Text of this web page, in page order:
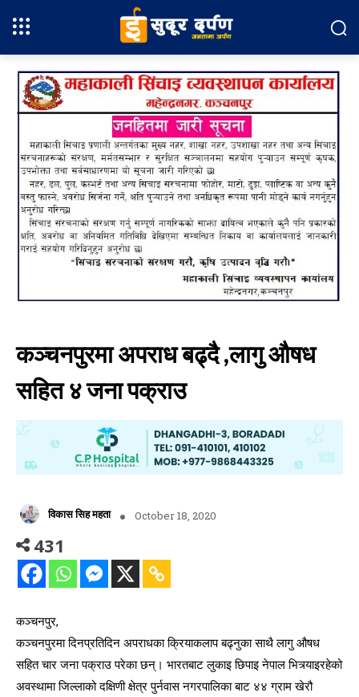
कञ्चनपुरमा अपराध बढ्दै ,लागु औषध
सहित ४ जना पक्राउ
विकास सिह महता October 18, 2020
431
कञ्चनपुर,
कञ्चनपुरमा दिनप्रतिदिन अपराधका क्रियाकलाप बढ्नुका साथै लागु औषध
सहित चार जना पक्राउ परेका छन्। भारतबाट लुकाइ छिपाइ नेपाल भित्र्याइरहेको
अवस्थामा जिल्लाको दक्षिणी क्षेत्र पुर्नवास नगरपालिका बाट ४४ ग्राम खेरौ